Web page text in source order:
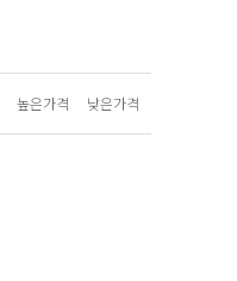
높은가격 낮은가격